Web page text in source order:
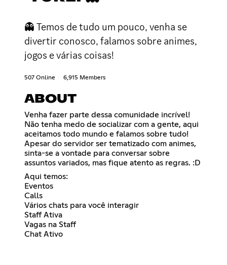
👻 Temos de tudo um pouco, venha se
divertir conosco, falamos sobre animes,
jogos e várias coisas!
507 Online 6,915 Members
ABOUT
Venha fazer parte dessa comunidade incrível!
Não tenha medo de socializar com a gente, aqui
aceitamos todo mundo e falamos sobre tudo!
Apesar do servidor ser tematizado com animes,
sinta-se a vontade para conversar sobre
assuntos variados, mas fique atento as regras. :D
Aqui temos:
Eventos
Calls
Vários chats para você interagir
Staff Ativa
Vagas na Staff
Chat Ativo